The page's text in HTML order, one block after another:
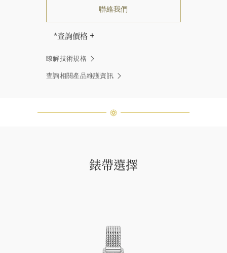
聯絡我們
*查詢價格
兩顆相同的鑽石。」 海瑞溫斯頓的每
一件高級珠寶作品也是如此：每個寶
石皆與眾不同而採用獨特鑲嵌方式，
瞭解技術規格
查詢相關產品維護資訊
錶帶選擇